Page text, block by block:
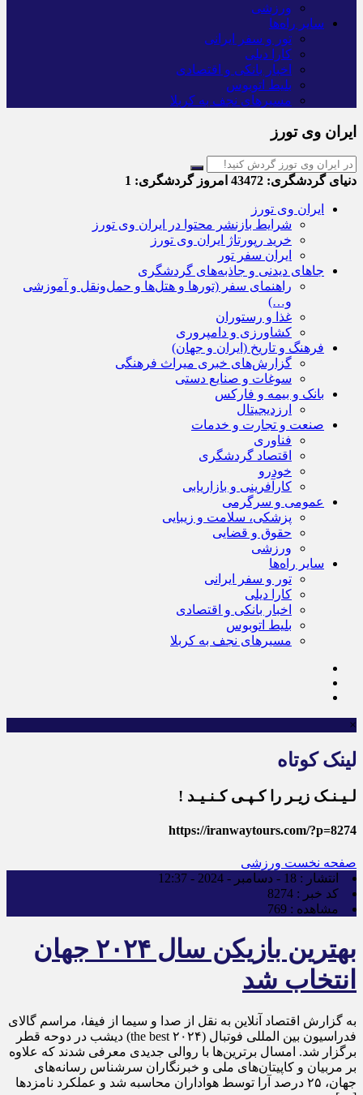
ورزشی
سایر راه‌ها
تور و سفر ایرانی
کارا دیلی
اخبار بانکی و اقتصادی
بلیط اتوبوس
مسیرهای نجف به کربلا
ایران وی تورز
دنیای گردشگری: امروز گردشگری:
ایران وی تورز
شرایط بازنشر محتوا در ایران وی تورز
خرید رپورتاژ ایران وی تورز
ایران سفر تور
جاهای دیدنی و جاذبه‌های گردشگری
راهنمای سفر (تورها و هتل‌ها و حمل‌و‌نقل و آموزشی
و…)
غذا و رستوران
کشاورزی و دامپروری
فرهنگ و تاریخ (ایران و جهان)
گزارش‌های خبری میراث فرهنگی
سوغات و صنایع دستی
بانک و بیمه و فارکس
ارزدیجیتال
صنعت و تجارت و خدمات
فناوری
اقتصاد گردشگری
خودرو
کارآفرینی و بازاریابی
عمومی و سرگرمی
پزشکی، سلامت و زیبایی
حقوق و قضایی
ورزشی
سایر راه‌ها
تور و سفر ایرانی
کارا دیلی
اخبار بانکی و اقتصادی
بلیط اتوبوس
مسیرهای نجف به کربلا
×
لینک کوتاه
لـیـنـک زیـر را کـپـی کـنـیـد !
https://iranwaytours.com/?p=8274
صفحه نخست ورزشی
انتشار : 18 - دسامبر - 2024 - 12:37
کد خبر : 8274
مشاهده : 769
بهترین بازیکن سال ۲۰۲۴ جهان
انتخاب شد
به گزارش اقتصاد آنلاین به نقل از صدا و سیما از فیفا، مراسم گالای
فدراسیون بین المللی فوتبال (۲۰۲۴ the best) دیشب در دوحه قطر
برگزار شد. امسال برترین‌ها با روالی جدیدی معرفی شدند که علاوه
بر مربیان و کاپیتان‌های ملی و خبرنگاران سرشناس رسانه‌های
جهان، ۲۵ درصد آرا توسط هواداران محاسبه شد و عملکرد نامزد‌ها